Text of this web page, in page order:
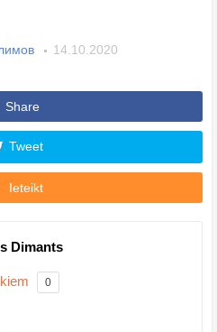
14.10.2020
Share
Tweet
Ieteikt
Dimants
0